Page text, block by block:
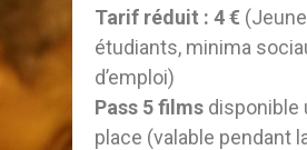
Tarif réduit : 4 €
étudiants, minima
d’emploi)
Pass 5 filmsdisponible
place (valable pendant